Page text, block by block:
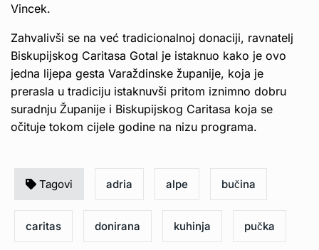
Vincek.
Zahvalivši se na već tradicionalnoj donaciji, ravnatelj
Biskupijskog Caritasa Gotal je istaknuo kako je ovo
jedna lijepa gesta Varaždinske županije, koja je
prerasla u tradiciju istaknuvši pritom iznimno dobru
suradnju Županije i Biskupijskog Caritasa koja se
očituje tokom cijele godine na nizu programa.
Tagovi adria alpe bučina
caritas donirana kuhinja pučka